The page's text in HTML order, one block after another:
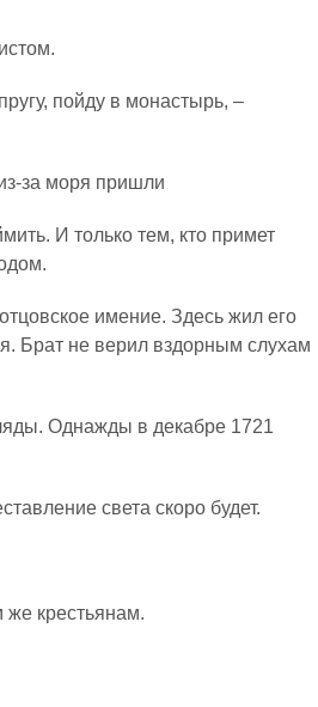
пойду в монастырь, –
моря пришли
И только тем, кто примет
имение. Здесь жил его
Брат не верил вздорным слухам
Однажды в декабре 1721
света скоро будет.
же крестьянам.